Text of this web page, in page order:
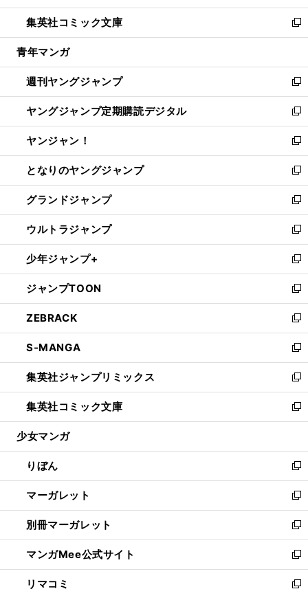
開
く
ウ
で
開
ン
ド
ウ
開
く
ウ
ィ
ン
ウ
で
開
く
し
い
ウ
ン
ド
ウ
で
開
く
集英社コミック文庫
新
し
ウ
ィ
ン
ド
ウ
で
開
く
青年マンガ
週刊ヤングジャンプ
新
し
い
ウ
ィ
ン
ド
ウ
で
開
く
ヤングジャンプ定期購読デジタル
新
し
い
ウ
ィ
ン
ド
ウ
で
開
く
ヤンジャン！
新
し
い
ウ
ィ
ン
ド
ウ
で
開
く
となりのヤングジャンプ
新
し
い
ウ
ィ
ン
ド
ウ
で
開
く
グランドジャンプ
新
し
い
ウ
ィ
ン
ド
ウ
で
開
く
ウルトラジャンプ
新
し
い
ウ
ィ
ン
ド
ウ
で
開
く
少年ジャンプ+
新
し
い
ウ
ィ
ン
ド
ウ
で
開
く
ジャンプTOON
新
し
い
ウ
ィ
ン
ド
ウ
で
開
ZEBRACK
新
し
い
ウ
ィ
ン
ド
ウ
開
く
S-MANGA
新
し
い
ウ
ィ
ン
ウ
で
開
く
集英社ジャンプリミックス
新
し
い
ウ
ン
ド
ウ
で
開
く
集英社コミック文庫
新
し
ウ
ィ
ン
ド
ウ
で
開
く
少女マンガ
りぼん
新
し
い
ウ
ィ
ン
ド
ウ
で
マーガレット
新
し
い
ウ
ィ
ン
ド
別冊マーガレット
新
し
い
ウ
ィ
マンガMee公式サイト
新
し
い
リマコミ